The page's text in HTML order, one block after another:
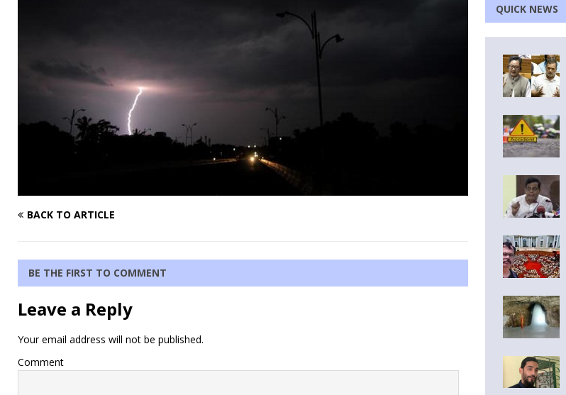
BACK TO ARTICLE
BE THE FIRST TO COMMENT
Leave a Reply
Your email address will not be published.
Comment
QUICK NEWS